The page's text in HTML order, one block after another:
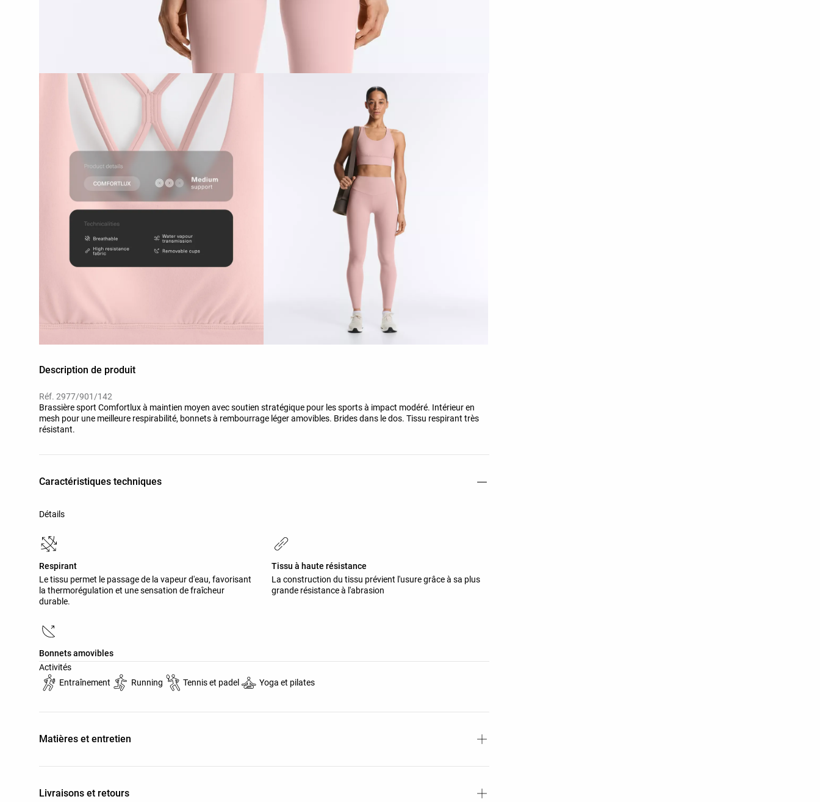
Description de produit
Réf. 2977/901/142
Brassière sport Comfortlux à maintien moyen avec soutien stratégique pour les sports à impact modéré. Intérieur en
mesh pour une meilleure respirabilité, bonnets à rembourrage léger amovibles. Brides dans le dos. Tissu respirant très
résistant.
Caractéristiques techniques
Détails
Respirant
Le tissu permet le passage de la vapeur d'eau, favorisant
la thermorégulation et une sensation de fraîcheur
durable.
Tissu à haute résistance
La construction du tissu prévient l'usure grâce à sa plus
grande résistance à l'abrasion
Bonnets amovibles
Activités
Entraînement
Running Tennis et padel Yoga et pilates
Matières et entretien
Livraisons et retours